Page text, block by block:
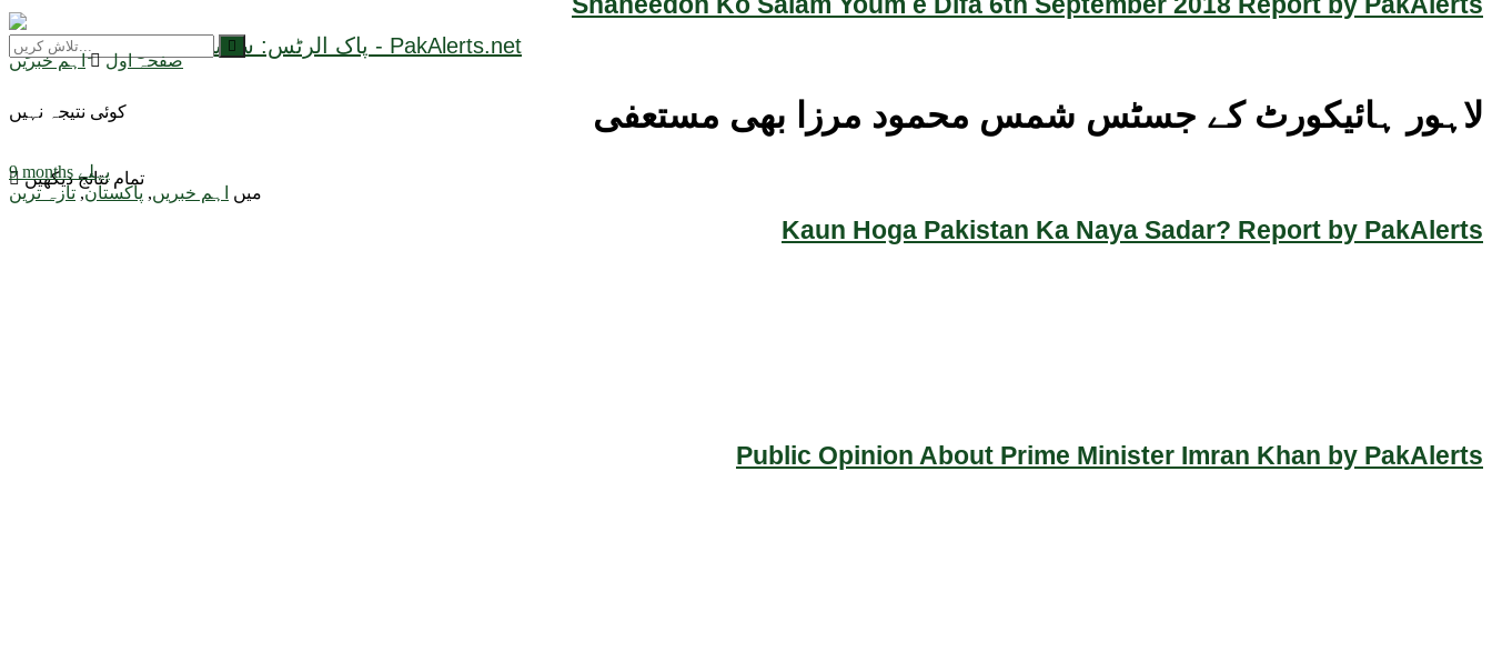
Kaun Hoga Pakistan Ka Naya Sadar? Report by PakAlerts
Public Opinion About Prime Minister Imran Khan by PakAlerts
کوئی نتیجہ نہیں
تمام نتائج دیکھیں
صفحہ اول اہم خبریں
لاہور ہائیکورٹ کے جسٹس شمس محمود مرزا بھی مستعفی
9 months پہلے
میں
اہم خبریں, پاکستان, تازہ ترین